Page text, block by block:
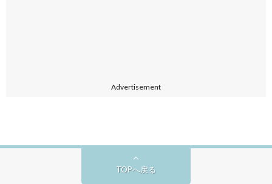
Advertisement
TOPへ戻る